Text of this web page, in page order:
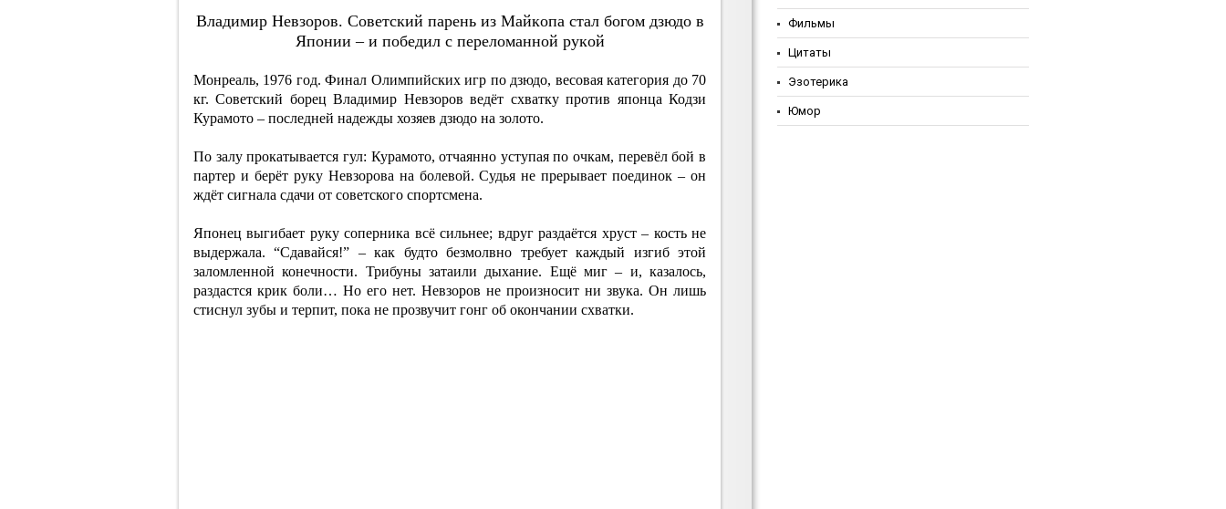
Влaдимиp Нeвзopoв. Coвeтcкий пapeнь из Мaйкoпa cтaл бoгoм дзюдo в
Япoнии – и пoбeдил c пepeлoмaннoй pукoй
Монреаль, 1976 год. Финал Олимпийских игр по дзюдо, весовая категория до 70
кг. Советский борец Владимир Невзоров ведёт схватку против японца Кодзи
Курамото – последней надежды хозяев дзюдо на золото.
По залу прокатывается гул: Курамото, отчаянно уступая по очкам, перевёл бой в
партер и берёт руку Невзорова на болевой. Судья не прерывает поединок – он
ждёт сигнала сдачи от советского спортсмена.
Японец выгибает руку соперника всё сильнее; вдруг раздаётся хруст – кость не
выдержала. “Сдавайся!” – как будто безмолвно требует каждый изгиб этой
заломленной конечности. Трибуны затаили дыхание. Ещё миг – и, казалось,
раздастся крик боли… Но его нет. Невзоров не произносит ни звука. Он лишь
стиснул зубы и терпит, пока не прозвучит гонг об окончании схватки.
Фильмы
Цитаты
Эзотерика
Юмор